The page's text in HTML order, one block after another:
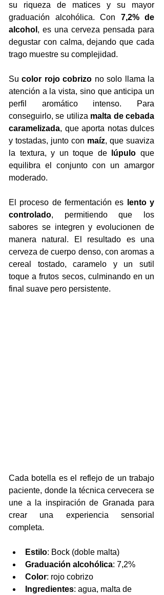
su riqueza de matices y su mayor
graduación alcohólica. Con 7,2% de
alcohol , es una cerveza pensada para
degustar con calma, dejando que cada
trago muestre su complejidad.
Su color rojo cobrizo no solo llama la
atención a la vista, sino que anticipa un
perfil aromático intenso. Para
conseguirlo, se utiliza malta de cebada
caramelizada, que aporta notas dulces
y tostadas, junto con maíz, que suaviza
la textura, y un toque de
lúpulo que
equilibra el conjunto con un amargor
moderado.
El proceso de fermentación es
lento y
controlado, permitiendo que los
sabores se integren y evolucionen de
manera natural. El resultado es una
cerveza de cuerpo denso, con aromas a
cereal tostado, caramelo y un sutil
toque a frutos secos, culminando en un
final suave pero persistente.
Cada botella es el reflejo de un trabajo
paciente, donde la técnica cervecera se
une a la inspiración de Granada para
crear una experiencia sensorial
completa.
Estilo: Bock (doble malta)
Graduación alcohólica: 7,2%
Color: rojo cobrizo
Ingredientes: agua, malta de